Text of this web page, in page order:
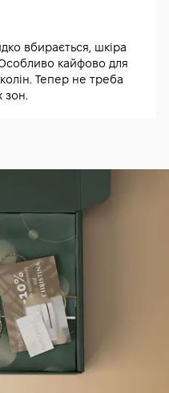
вбирається, шкіра
кайфово для
колін. Тепер не треба
зон.